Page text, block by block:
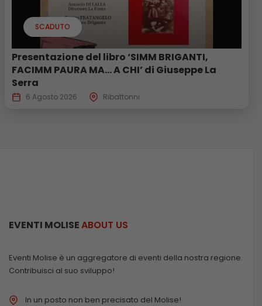
SCADUTO
Presentazione del libro ‘SIMM BRIGANTI,
FACIMM PAURA MA… A CHI’ di Giuseppe La
Serra
6 Agosto 2026 Ribattonni
EVENTI MOLISEABOUT US
Eventi Molise è un aggregatore di eventi della nostra regione.
Contribuisci al suo sviluppo!
In un posto non ben precisato del Molise!